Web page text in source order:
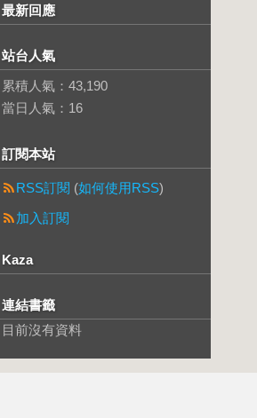
最新回應
站台人氣
累積人氣： 43,190
當日人氣： 16
訂閱本站
RSS訂閱 (如何使用RSS)
加入訂閱
Kaza
連結書籤
目前沒有資料